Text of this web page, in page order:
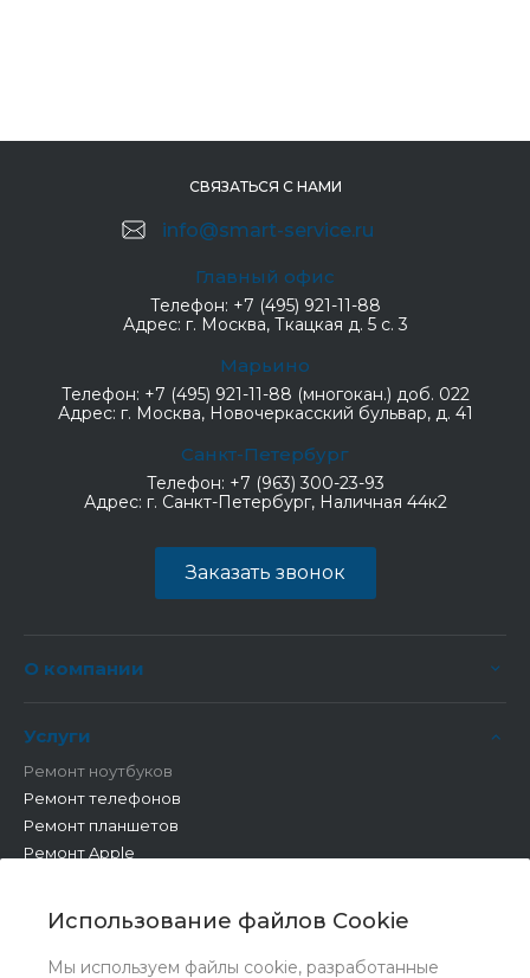
Использование файлов Cookie
Мы используем файлы cookie, разработанные
СВЯЗАТЬСЯ С НАМИ
info@smart-service.ru
Главный офис
Телефон: +7 (495) 921-11-88
Адрес: г. Москва, Ткацкая д. 5 с. 3
Марьино
Телефон: +7 (495) 921-11-88 (многокан.) доб. 022
Адрес: г. Москва, Новочеркасский бульвар, д. 41
Санкт-Петербург
Телефон: +7 (963) 300-23-93
Адрес: г. Санкт-Петербург, Наличная 44к2
Заказать звонок
О компании
Услуги
Ремонт ноутбуков
Ремонт телефонов
Ремонт планшетов
Ремонт Apple